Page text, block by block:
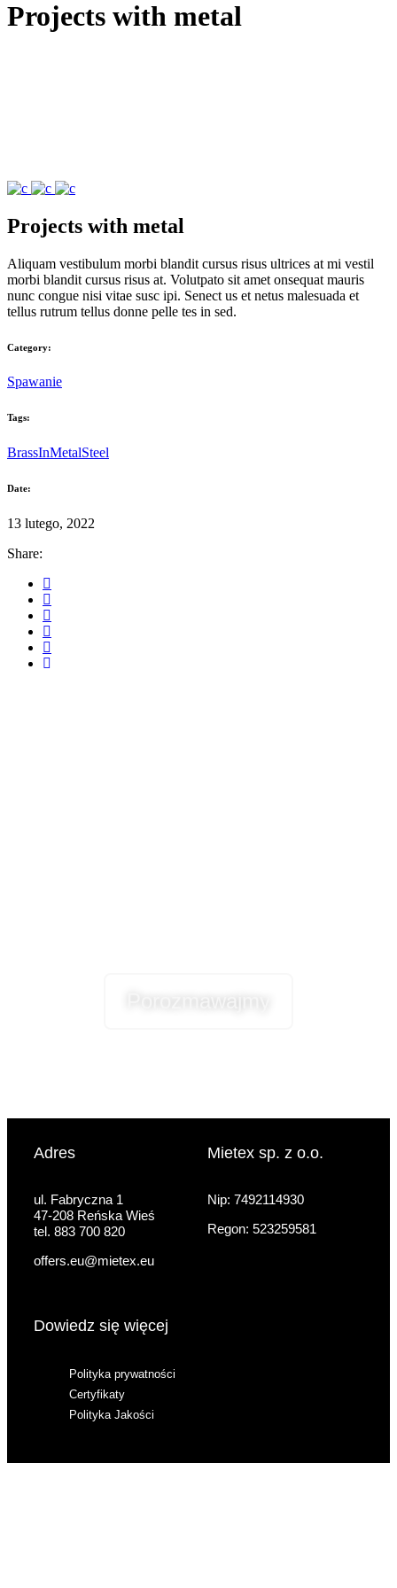
Projects with metal
Projects with metal
Aliquam vestibulum morbi blandit cursus risus ultrices at mi vestil
morbi blandit cursus risus at. Volutpato sit amet onsequat mauris
nunc congue nisi vitae susc ipi. Senect us et netus malesuada et
tellus rutrum tellus donne pelle tes in sed.
Category:
Spawanie
Tags:
BrassInMetalSteel
Date:
13 lutego, 2022
Share:
Porozmawajmy
Adres
ul. Fabryczna 1
47-208 Reńska Wieś
tel. 883 700 820
offers.eu@mietex.eu
Mietex sp. z o.o.
Nip: 7492114930
Regon: 523259581
Dowiedz się więcej
Polityka prywatności
Certyfikaty
Polityka Jakości
pliki cookie,
niektóre funkcje
znikną ze strony
internetowej.
Marketing
Udostępniając
zachowania
odwiedzania naszej
szansę na
spersonalizowanych